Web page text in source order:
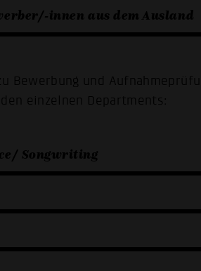
innen aus dem Ausland
Bewerbung und
einzelnen Departments:
Songwriting